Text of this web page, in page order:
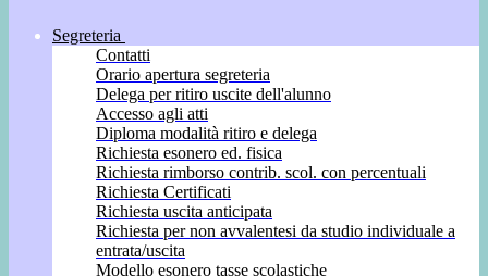
Segreteria
Contatti
Orario apertura segreteria
Delega per ritiro uscite dell'alunno
Accesso agli atti
Diploma modalità ritiro e delega
Richiesta esonero ed. fisica
Richiesta rimborso contrib. scol. con percentuali
Richiesta Certificati
Richiesta uscita anticipata
Richiesta per non avvalentesi da studio individuale a
entrata/uscita
Modello esonero tasse scolastiche